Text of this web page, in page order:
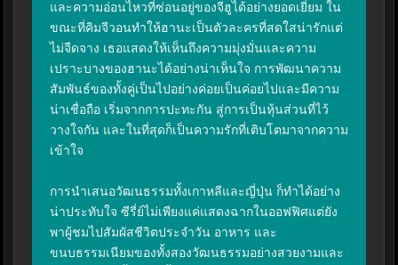
และความอ่อนไหวที่ซ่อนอยู่ของจีฮูได้อย่างยอดเยี่ยม ใน
ขณะที่คิมจีวอนทำให้ฮานะเป็นตัวละครที่สดใสน่ารักแต่
ไม่จืดจาง เธอแสดงให้เห็นถึงความมุ่งมั่นและความ
เปราะบางของฮานะได้อย่างน่าเห็นใจ การพัฒนาความ
สัมพันธ์ของทั้งคู่เป็นไปอย่างค่อยเป็นค่อยไปและมีความ
น่าเชื่อถือ เริ่มจากการปะทะกัน สู่การเป็นหุ้นส่วนที่ไว้
วางใจกัน และในที่สุดก็เป็นความรักที่เติบโตมาจากความ
เข้าใจ
การนำเสนอวัฒนธรรมทั้งเกาหลีและญี่ปุ่น ก็ทำได้อย่าง
น่าประทับใจ ซีรี่ย์ไม่เพียงแค่แสดงฉากในออฟฟิศแต่ยัง
พาผู้ชมไปสัมผัสชีวิตประจำวัน อาหาร และ
ขนบธรรมเนียมของทั้งสองวัฒนธรรมอย่างสวยงามและ